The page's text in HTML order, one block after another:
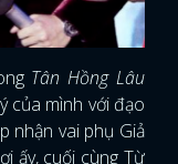
Tân Hồng Lâu
của mình với đạo
nhận vai phụ Giả
ấy, cuối cùng Từ